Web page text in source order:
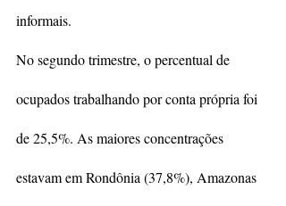
informais.
No segundo trimestre, o percentual de
ocupados trabalhando por conta própria foi
de 25,5%. As maiores concentrações
estavam em Rondônia (37,8%), Amazonas